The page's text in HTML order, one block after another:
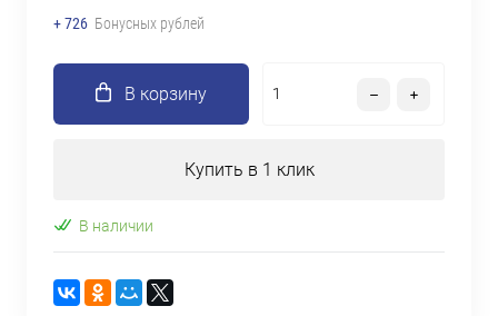
+ 726 Бонусных рублей
В корзину
Купить в 1 клик
В наличии